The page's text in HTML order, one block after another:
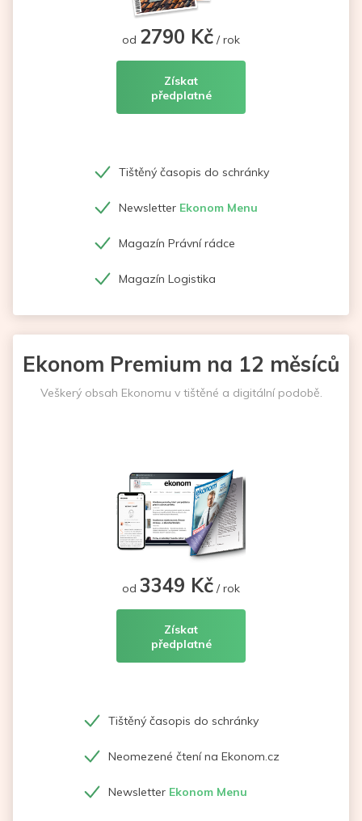
od 2790 Kč / rok
Získat
předplatné
Tištěný časopis do schránky
Newsletter Ekonom Menu
Magazín Právní rádce
Magazín Logistika
Ekonom Premium na 12 měsíců
Veškerý obsah Ekonomu v tištěné a digitální podobě.
od 3349 Kč / rok
Získat
předplatné
Tištěný časopis do schránky
Neomezené čtení na Ekonom.cz
Newsletter Ekonom Menu